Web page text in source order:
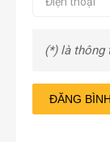
(*) là thông
ĐĂNG